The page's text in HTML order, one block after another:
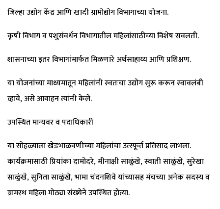
जिल्हा उद्योग केंद्र आणि खादी ग्रामोद्योग विभागाच्या योजना.
कृषी विभाग व पशुसंवर्धन विभागातील महिलांसाठीच्या विशेष सवलती.
शासनाच्या इतर विभागांमार्फत मिळणारे अर्थसाहाय्य आणि प्रशिक्षण.
या योजनांच्या माध्यमातून महिलांनी स्वतःचा उद्योग सुरू करून स्वावलंबी
व्हावे, असे आवाहन त्यांनी केले.
उपस्थित मान्यवर व पदाधिकारी
या सोहळ्याला खेडभाळवणीच्या महिलांचा उत्स्फूर्त प्रतिसाद लाभला.
कार्यक्रमासाठी प्रियांका दामोदरे, मीनाक्षी साळुंखे, स्वाती साळुंखे, सुरेखा
साळुंखे, सुनिता साळुंखे, भामा चंदनशिवे यांच्यासह मंचच्या अनेक सदस्य व
ग्रामस्थ महिला मोठ्या संख्येने उपस्थित होत्या.